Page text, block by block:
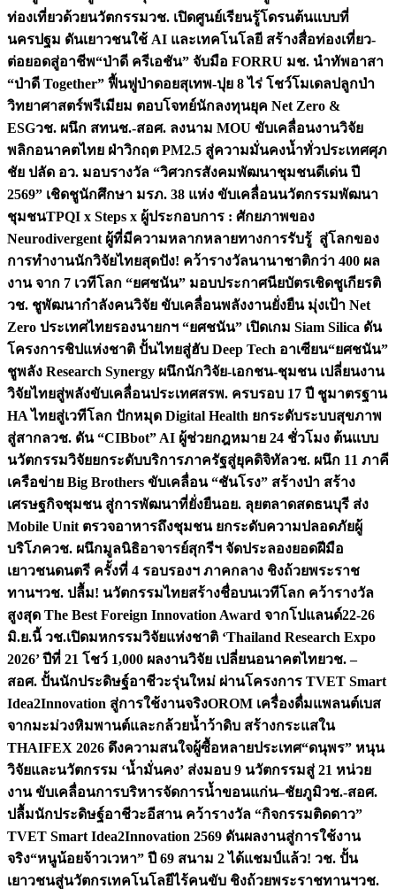
ท่องเที่ยวด้วยนวัตกรรมวช. เปิดศูนย์เรียนรู้โดรนต้นแบบที่
นครปฐม ดันเยาวชนใช้ AI และเทคโนโลยี สร้างสื่อท่องเที่ยว-
ต่อยอดสู่อาชีพ“ป่าดี ครีเอชัน” จับมือ FORRU มช. นำทัพอาสา
“ป่าดี Together” ฟื้นฟูป่าดอยสุเทพ-ปุย 8 ไร่ โชว์โมเดลปลูกป่า
วิทยาศาสตร์พรีเมียม ตอบโจทย์นักลงทุนยุค Net Zero &
ESGวช. ผนึก สทนช.-สอศ. ลงนาม MOU ขับเคลื่อนงานวิจัย
พลิกอนาคตไทย ฝ่าวิกฤต PM2.5 สู่ความมั่นคงน้ำทั่วประเทศศุภ
ชัย ปลัด อว. มอบรางวัล “วิศวกรสังคมพัฒนาชุมชนดีเด่น ปี
2569” เชิดชูนักศึกษา มรภ. 38 แห่ง ขับเคลื่อนนวัตกรรมพัฒนา
ชุมชนTPQI x Steps x ผู้ประกอบการ : ศักยภาพของ
Neurodivergent ผู้ที่มีความหลากหลายทางการรับรู้ สู่โลกของ
การทำงานนักวิจัยไทยสุดปัง! คว้ารางวัลนานาชาติกว่า 400 ผล
งาน จาก 7 เวทีโลก “ยศชนัน” มอบประกาศนียบัตรเชิดชูเกียรติ
วช. ชูพัฒนากำลังคนวิจัย ขับเคลื่อนพลังงานยั่งยืน มุ่งเป้า Net
Zero ประเทศไทยรองนายกฯ “ยศชนัน” เปิดเกม Siam Silica ดัน
โครงการชิปแห่งชาติ ปั้นไทยสู่ฮับ Deep Tech อาเซียน“ยศชนัน”
ชูพลัง Research Synergy ผนึกนักวิจัย-เอกชน-ชุมชน เปลี่ยนงาน
วิจัยไทยสู่พลังขับเคลื่อนประเทศสรพ. ครบรอบ 17 ปี ชูมาตรฐาน
HA ไทยสู่เวทีโลก ปักหมุด Digital Health ยกระดับระบบสุขภาพ
สู่สากลวช. ดัน “CIBbot” AI ผู้ช่วยกฎหมาย 24 ชั่วโมง ต้นแบบ
นวัตกรรมวิจัยยกระดับบริการภาครัฐสู่ยุคดิจิทัลวช. ผนึก 11 ภาคี
เครือข่าย Big Brothers ขับเคลื่อน “ชันโรง” สร้างป่า สร้าง
เศรษฐกิจชุมชน สู่การพัฒนาที่ยั่งยืนอย. ลุยตลาดสดธนบุรี ส่ง
Mobile Unit ตรวจอาหารถึงชุมชน ยกระดับความปลอดภัยผู้
บริโภควช. ผนึกมูลนิธิอาจารย์สุกรีฯ จัดประลองยอดฝีมือ
เยาวชนดนตรี ครั้งที่ 4 รอบรองฯ ภาคกลาง ชิงถ้วยพระราช
ทานฯวช. ปลื้ม! นวัตกรรมไทยสร้างชื่อบนเวทีโลก คว้ารางวัล
สูงสุด The Best Foreign Innovation Award จากโปแลนด์22-26
มิ.ย.นี้ วช.เปิดมหกรรมวิจัยแห่งชาติ ‘Thailand Research Expo
2026’ ปีที่ 21 โชว์ 1,000 ผลงานวิจัย เปลี่ยนอนาคตไทยวช. –
สอศ. ปั้นนักประดิษฐ์อาชีวะรุ่นใหม่ ผ่านโครงการ TVET Smart
Idea2Innovation สู่การใช้งานจริงOROM เครื่องดื่มแพลนต์เบส
จากมะม่วงหิมพานต์และกล้วยน้ำว้าดิบ สร้างกระแสใน
THAIFEX 2026 ดึงความสนใจผู้ซื้อหลายประเทศ“ดนุพร” หนุน
วิจัยและนวัตกรรม ‘น้ำมั่นคง’ ส่งมอบ 9 นวัตกรรมสู่ 21 หน่วย
งาน ขับเคลื่อนการบริหารจัดการน้ำขอนแก่น–ชัยภูมิวช.-สอศ.
ปลื้มนักประดิษฐ์อาชีวะอีสาน คว้ารางวัล “กิจกรรมติดดาว”
TVET Smart Idea2Innovation 2569 ดันผลงานสู่การใช้งาน
จริง“หนูน้อยจ้าวเวหา” ปี 69 สนาม 2 ได้แชมป์แล้ว! วช. ปั้น
เยาวชนสู่นวัตกรเทคโนโลยีไร้คนขับ ชิงถ้วยพระราชทานฯวช.